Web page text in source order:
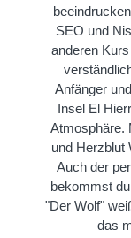
SEO und
anderen
Anfänger
Insel El
Atmosphäre.
und Herzblut
Auch der
bekommst
"Der Wolf"
das